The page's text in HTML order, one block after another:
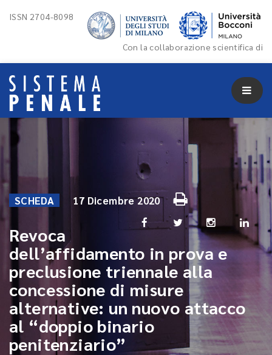
ISSN 2704-8098
Con la collaborazione scientifica di
SCHEDA 17 Dicembre 2020
Revoca
dell’affidamento in prova e
preclusione triennale alla
concessione di misure
alternative: un nuovo attacco
al “doppio binario
penitenziario”